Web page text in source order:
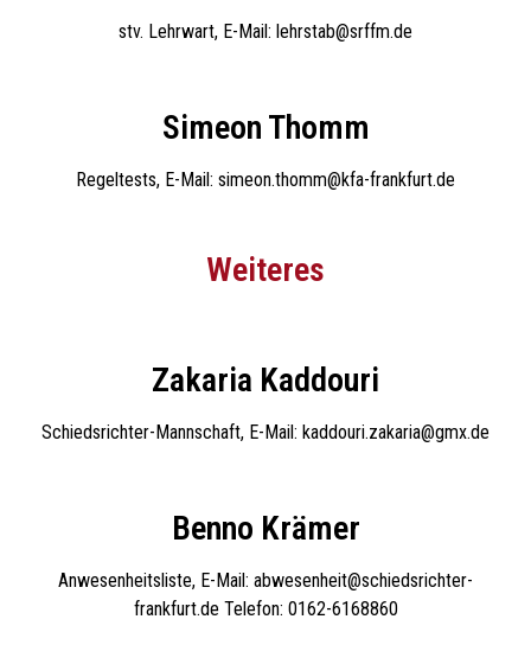
stv. Lehrwart, E-Mail: lehrstab@srffm.de
Simeon Thomm
Regeltests, E-Mail: simeon.thomm@kfa-frankfurt.de
Weiteres
Zakaria Kaddouri
Schiedsrichter-Mannschaft, E-Mail: kaddouri.zakaria@gmx.de
Benno Krämer
Anwesenheitsliste, E-Mail: abwesenheit@schiedsrichter-
frankfurt.de Telefon: 0162-6168860